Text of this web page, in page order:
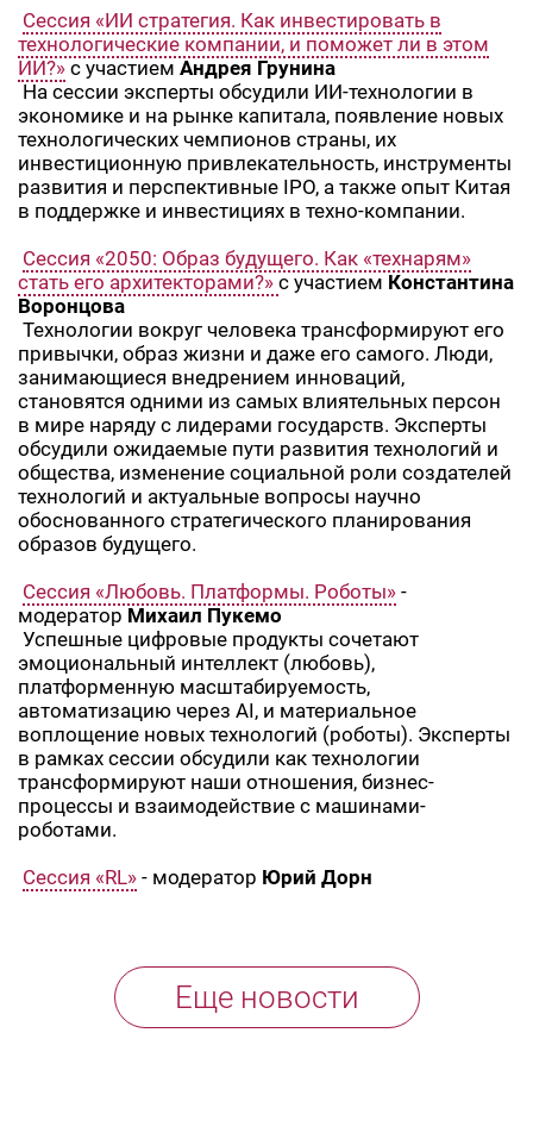
Сессия «ИИ стратегия. Как инвестировать в
технологические компании, и поможет ли в этом
ИИ?» с участием Андрея Грунина
На сессии эксперты обсудили ИИ-технологии в
экономике и на рынке капитала, появление новых
технологических чемпионов страны, их
инвестиционную привлекательность, инструменты
развития и перспективные IPO, а также опыт Китая
в поддержке и инвестициях в техно-компании.
Сессия «2050: Образ будущего. Как «технарям»
стать его архитекторами?» c участием Константина
Воронцова
Технологии вокруг человека трансформируют его
привычки, образ жизни и даже его самого. Люди,
занимающиеся внедрением инноваций,
становятся одними из самых влиятельных персон
в мире наряду с лидерами государств. Эксперты
обсудили ожидаемые пути развития технологий и
общества, изменение социальной роли создателей
технологий и актуальные вопросы научно
обоснованного стратегического планирования
образов будущего.
Сессия «Любовь. Платформы. Роботы» -
модератор Михаил Пукемо
Успешные цифровые продукты сочетают
эмоциональный интеллект (любовь),
платформенную масштабируемость,
автоматизацию через AI, и материальное
воплощение новых технологий (роботы). Эксперты
в рамках сессии обсудили как технологии
трансформируют наши отношения, бизнес-
процессы и взаимодействие с машинами-
роботами.
Сессия «RL» - модератор Юрий Дорн
Еще новости